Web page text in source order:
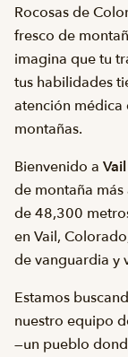
Rocosas de
fresco de
imagina que tu
tus habilidades
atención médica
montañas.
Bienvenido a
de montaña
de 48,300
en Vail,
de vanguardia y
Estamos
nuestro equipo
—un pueblo